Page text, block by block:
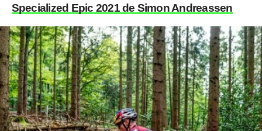
Specialized Epic 2021 de Simon Andreassen